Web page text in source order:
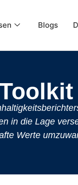
Blogs
in die Lage
Werte